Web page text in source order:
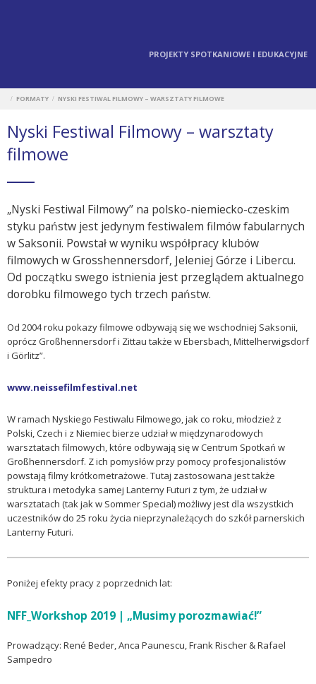
PROJEKTY SPOTKANIOWE I EDUKACYJNE
/ FORMATY / NYSKI FESTIWAL FILMOWY – WARSZTATY FILMOWE
Nyski Festiwal Filmowy – warsztaty
filmowe
„Nyski Festiwal Filmowy’’ na polsko-niemiecko-czeskim
styku państw jest jedynym festiwalem filmów fabularnych
w Saksonii. Powstał w wyniku współpracy klubów
filmowych w Grosshennersdorf, Jeleniej Górze i Libercu.
Od początku swego istnienia jest przeglądem aktualnego
dorobku filmowego tych trzech państw.
Od 2004 roku pokazy filmowe odbywają się we wschodniej Saksonii,
oprócz Großhennersdorf i Zittau także w Ebersbach, Mittelherwigsdorf
i Görlitz”.
www.neissefilmfestival.net
W ramach Nyskiego Festiwalu Filmowego, jak co roku, młodzież z
Polski, Czech i z Niemiec bierze udział w międzynarodowych
warsztatach filmowych, które odbywają się w Centrum Spotkań w
Großhennersdorf. Z ich pomysłów przy pomocy profesjonalistów
powstają filmy krótkometrażowe. Tutaj zastosowana jest także
struktura i metodyka samej Lanterny Futuri z tym, że udział w
warsztatach (tak jak w Sommer Special) możliwy jest dla wszystkich
uczestników do 25 roku życia nieprzynależących do szkół parnerskich
Lanterny Futuri.
Poniżej efekty pracy z poprzednich lat:
NFF_Workshop 2019 | „Musimy porozmawiać!”
Prowadzący: René Beder, Anca Paunescu, Frank Rischer & Rafael
Sampedro